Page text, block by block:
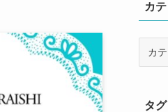
カ
ータグ